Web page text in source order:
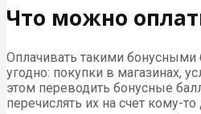
Что можно
Оплачивать такими
угодно: покупки в магазинах,
этом переводить бонусные
перечислять их на счет кому-